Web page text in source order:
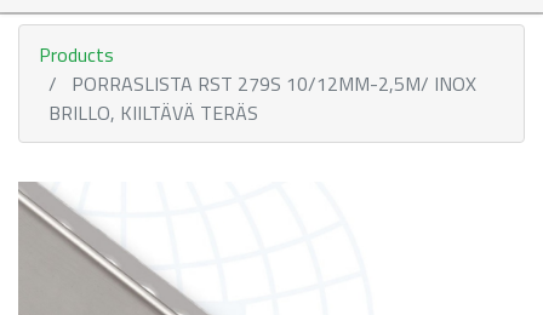
Products
PORRASLISTA RST 279S 10/12MM-2,5M/ INOX
BRILLO, KIILTÄVÄ TERÄS